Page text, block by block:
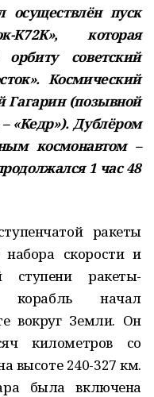
осуществлён пуск
К72К», которая
советский
Космический
Гагарин (позывной
«Кедр»). Дублёром
космонавтом –
1 час 48
ракеты
скорости и
ступени ракеты-
корабль начал
вокруг Земли. Он
километров со
высоте 240-327 км.
была включена